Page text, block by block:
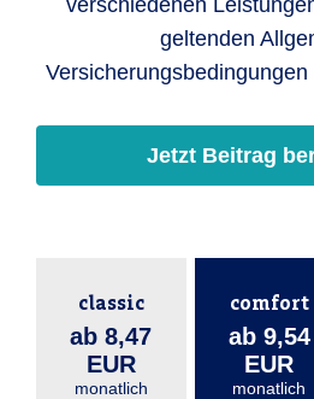
verschiedenen
geltenden
Jetzt Beitrag
classic
ab 8,47
EUR
monatlich
comfort
ab 9,54
EUR
monatlich